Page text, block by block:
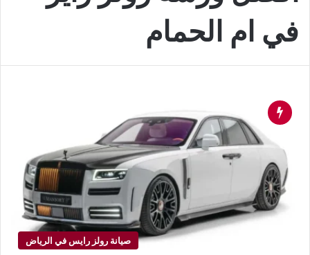
في ام الحمام
صيانة رولز رايس في الرياض